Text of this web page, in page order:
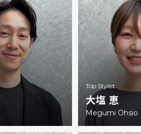
Top Stylist
大塩 恵
Megumi Ohsio